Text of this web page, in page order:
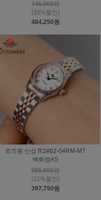
745,000원
(35%할인)
484,250원
로즈몽 신상 RS#62-04RM-MT
백화점AS
585,000원
(32%할인)
397,750원